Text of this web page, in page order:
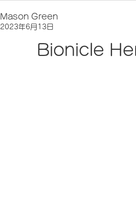
Mason Green
2023年6月13日
Bionicle